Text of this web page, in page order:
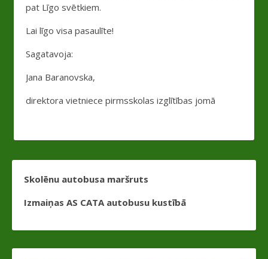
pat Līgo svētkiem.
Lai līgo visa pasaulīte!
Sagatavoja:
Jana Baranovska,
direktora vietniece pirmsskolas izglītības jomā
Skolēnu autobusa maršruts
Izmaiņas AS CATA autobusu kustībā